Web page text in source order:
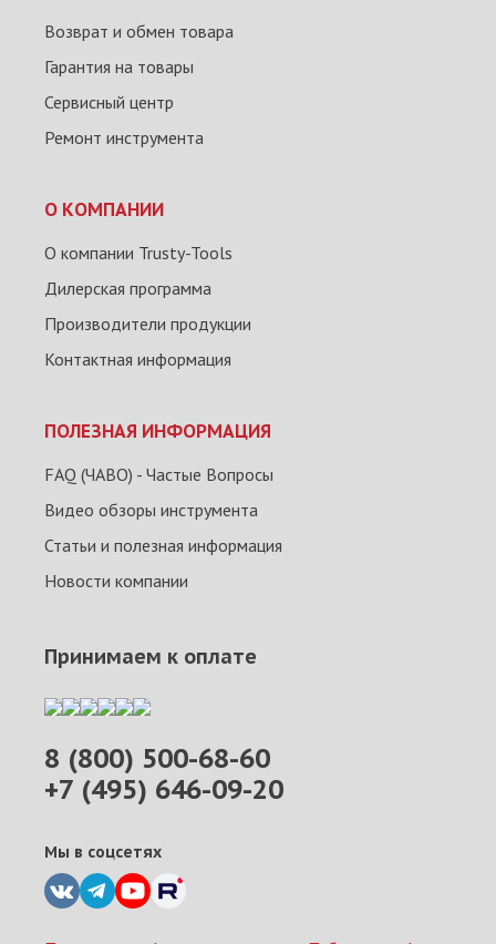
Возврат и обмен товара
Гарантия на товары
Сервисный центр
Ремонт инструмента
О КОМПАНИИ
О компании Trusty-Tools
Дилерская программа
Производители продукции
Контактная информация
ПОЛЕЗНАЯ ИНФОРМАЦИЯ
FAQ (ЧАВО) - Частые Вопросы
Видео обзоры инструмента
Статьи и полезная информация
Новости компании
8 (800) 500-68-60
+7 (495) 646-09-20
Мы в соцсетях
Принимаем к оплате